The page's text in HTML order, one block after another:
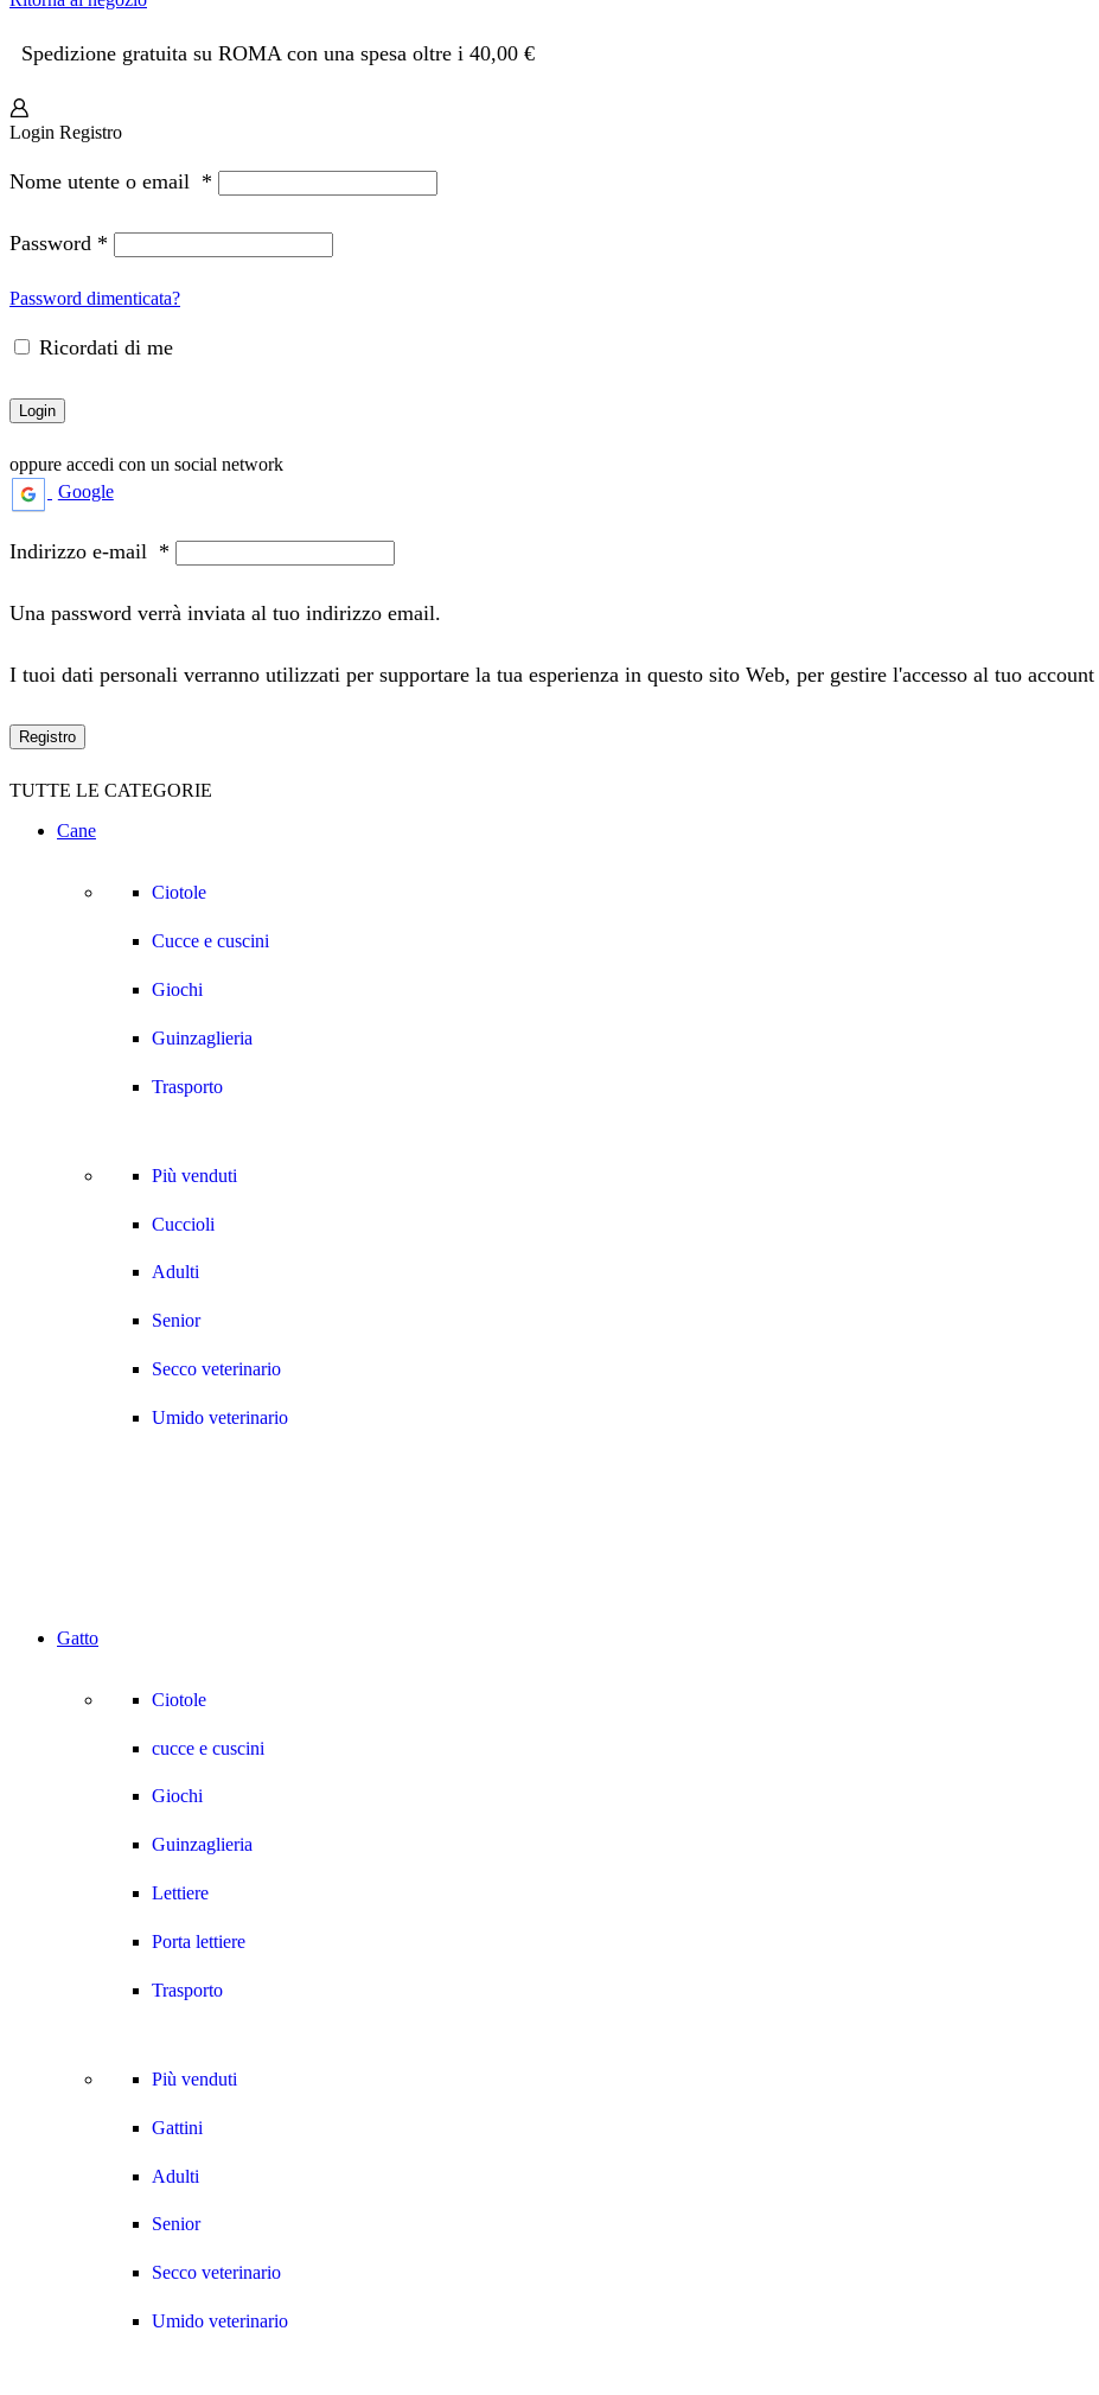
Spedizione gratuita su ROMA con una spesa oltre i 40,00 €
Login Registro
Nome utente o email *
Password *
Password dimenticata?
Ricordati di me
Login
oppure accedi con un social network
Google
Indirizzo e-mail *
Una password verrà inviata al tuo indirizzo email.
I tuoi dati personali verranno utilizzati per supportare la tua esperienza in questo sito Web, per gestire l'accesso al tuo
Registro
TUTTE LE CATEGORIE
Cane
Ciotole
Cucce e cuscini
Giochi
Guinzaglieria
Trasporto
Più venduti
Cuccioli
Adulti
Senior
Secco veterinario
Umido veterinario
Gatto
Ciotole
cucce e cuscini
Giochi
Guinzaglieria
Lettiere
Porta lettiere
Trasporto
Più venduti
Gattini
Adulti
Senior
Secco veterinario
Umido veterinario